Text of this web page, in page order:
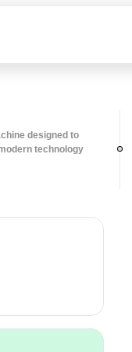
designed to
technology